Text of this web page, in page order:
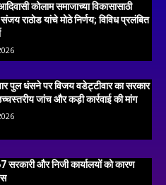
कोलाम समाजाच्या विकासासाठी
राठोड यांचे मोठे निर्णय; विविध प्रलंबित
पुल धंसने पर विजय वडेट्टीवार का सरकार
जांच और कड़ी कार्रवाई की मांग
सरकारी और निजी कार्यालयों को कारण